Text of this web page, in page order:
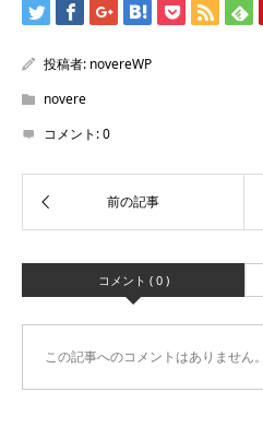
投稿者: novereWP
novere
コメント:0
コメント ( 0 )
この記事へのコメントはありません。